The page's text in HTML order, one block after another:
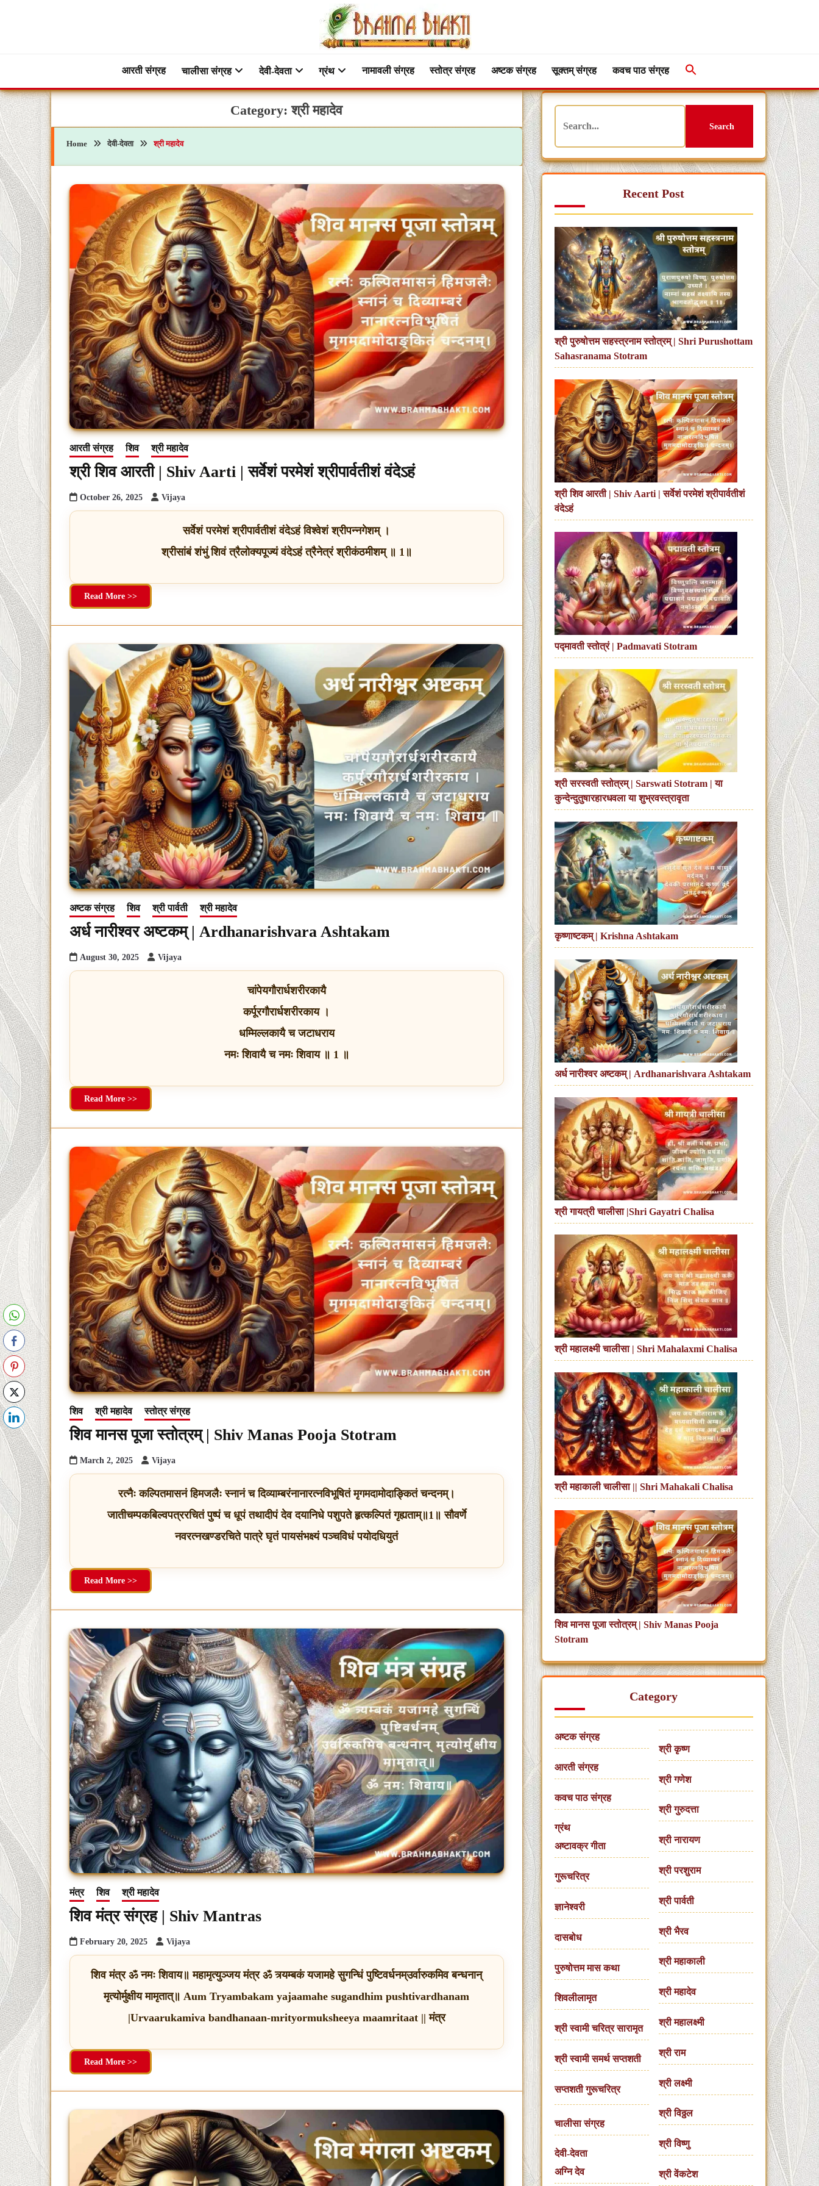
ब्रह्मभक्तीआरती संग्रह
चालीसा संग्रह देवी-देवता ग्रंथ नामावली संग्रह स्तोत्र संग्रह अष्टक संग्रह सूक्तम् संग्रह कवच पाठ संग्रह
Category:श्री महादेव
Home देवी-देवता श्री महादेव
आरती संग्रह शिव श्री महादेव
श्री शिव आरती | Shiv Aarti | सर्वेशं परमेशं श्रीपार्वतीशं वंदेऽहं
October 26, 2025 Vijaya
सर्वेशं परमेशं श्रीपार्वतीशं वंदेऽहं विश्वेशं श्रीपन्नगेशम् ।
श्रीसांबं शंभुं शिवं त्रैलोक्यपूज्यं वंदेऽहं त्रैनेत्रं श्रीकंठमीशम् ॥ 1॥
Read More >>
अष्टक संग्रह शिव श्री पार्वती श्री महादेव
अर्ध नारीश्वर अष्टकम् | Ardhanarishvara Ashtakam
August 30, 2025 Vijaya
चांपेयगौरार्धशरीरकायै
कर्पूरगौरार्धशरीरकाय ।
धम्मिल्लकायै च जटाधराय
नमः शिवायै च नमः शिवाय ॥ 1 ॥
Read More >>
शिव श्री महादेव स्तोत्र संग्रह
शिव मानस पूजा स्तोत्रम् | Shiv Manas Pooja Stotram
March 2, 2025 Vijaya
रत्नैः कल्पितमासनं हिमजलैः स्नानं च दिव्याम्बरंनानारत्नविभूषितं मृगमदामोदाङ्कितं चन्दनम्।
जातीचम्पकबिल्वपत्ररचितं पुष्पं च धूपं तथादीपं देव दयानिधे पशुपते हृत्कल्पितं गृह्यताम्॥1॥ सौवर्णे
नवरत्नखण्डरचिते पात्रे घृतं पायसंभक्ष्यं पञ्चविधं पयोदधियुतं
Read More >>
मंत्र शिव श्री महादेव
शिव मंत्र संग्रह | Shiv Mantras
February 20, 2025 Vijaya
शिव मंत्र ॐ नमः शिवाय॥ महामृत्युञ्जय मंत्र ॐ त्र्यम्बकं यजामहे सुगन्धिं पुष्टिवर्धनम्उर्वारुकमिव बन्धनान्
मृत्योर्मुक्षीय मामृतात्॥ Aum Tryambakam yajaamahe sugandhim pushtivardhanam
|Urvaarukamiva bandhanaan-mrityormuksheeya maamritaat || मंत्र
Read More >>
Search
Recent Post
श्री पुरुषोत्तम सहस्त्रनाम स्तोत्रम् | Shri Purushottam
Sahasranama Stotram
श्री शिव आरती | Shiv Aarti | सर्वेशं परमेशं श्रीपार्वतीशं
वंदेऽहं
पद्मावती स्तोत्रं | Padmavati Stotram
श्री सरस्वती स्तोत्रम् | Sarswati Stotram | या
कुन्देन्दुतुषारहारधवला या शुभ्रवस्त्रावृता
कृष्णाष्टकम् | Krishna Ashtakam
अर्ध नारीश्वर अष्टकम् | Ardhanarishvara Ashtakam
श्री गायत्री चालीसा |Shri Gayatri Chalisa
श्री महालक्ष्मी चालीसा | Shri Mahalaxmi Chalisa
श्री महाकाली चालीसा || Shri Mahakali Chalisa
शिव मानस पूजा स्तोत्रम् | Shiv Manas Pooja
Stotram
Category
अष्टक संग्रह
आरती संग्रह
कवच पाठ संग्रह
ग्रंथ
अष्टावक्र गीता
गुरूचरित्र
ज्ञानेश्वरी
दासबोध
पुरुषोत्तम मास कथा
शिवलीलामृत
श्री स्वामी चरित्र सारामृत
श्री स्वामी समर्थ सप्तशती
सप्तशती गुरूचरित्र
चालीसा संग्रह
देवी-देवता
अग्नि देव
श्री कृष्ण
श्री गणेश
श्री गुरुदत्ता
श्री नारायण
श्री परशुराम
श्री पार्वती
श्री भैरव
श्री महाकाली
श्री महादेव
श्री महालक्ष्मी
श्री राम
श्री लक्ष्मी
श्री विठ्ठल
श्री विष्णु
श्री वेंकटेश